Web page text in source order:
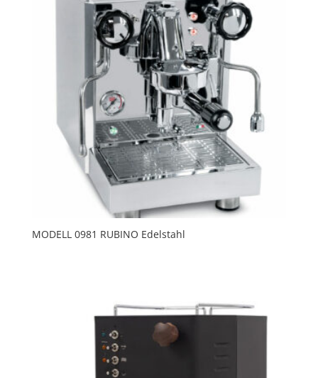
MODELL 0981 RUBINO Edelstahl